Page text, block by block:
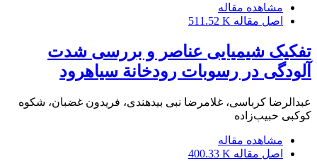
مشاهده مقاله
اصل مقاله 511.52 K
تفکیک شیمیایی عناصر و بررسی شدت
آلودگی در رسوبات رودخانة سیاهرود
عبدالرضا کرباسی، غلامرضا نبی بیدهندی، فریدون غضبان، شکوه
کوکبی حبیب‌زاده
مشاهده مقاله
اصل مقاله 400.33 K